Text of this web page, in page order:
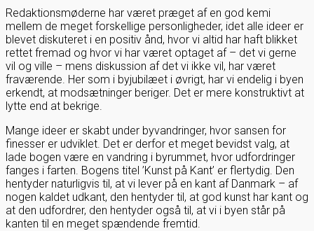
Redaktionsmøderne har været præget af en god kemi
mellem de meget forskellige personligheder, idet alle ideer er
blevet diskuteret i en positiv ånd, hvor vi altid har haft blikket
rettet fremad og hvor vi har været optaget af – det vi gerne
vil og ville – mens diskussion af det vi ikke vil, har været
fraværende. Her som i byjubilæet i øvrigt, har vi endelig i byen
erkendt, at modsætninger beriger. Det er mere konstruktivt at
lytte end at bekrige.
Mange ideer er skabt under byvandringer, hvor sansen for
finesser er udviklet. Det er derfor et meget bevidst valg, at
lade bogen være en vandring i byrummet, hvor udfordringer
fanges i farten. Bogens titel ’Kunst på Kant’ er flertydig. Den
hentyder naturligvis til, at vi lever på en kant af Danmark – af
nogen kaldet udkant, den hentyder til, at god kunst har kant og
at den udfordrer, den hentyder også til, at vi i byen står på
kanten til en meget spændende fremtid.